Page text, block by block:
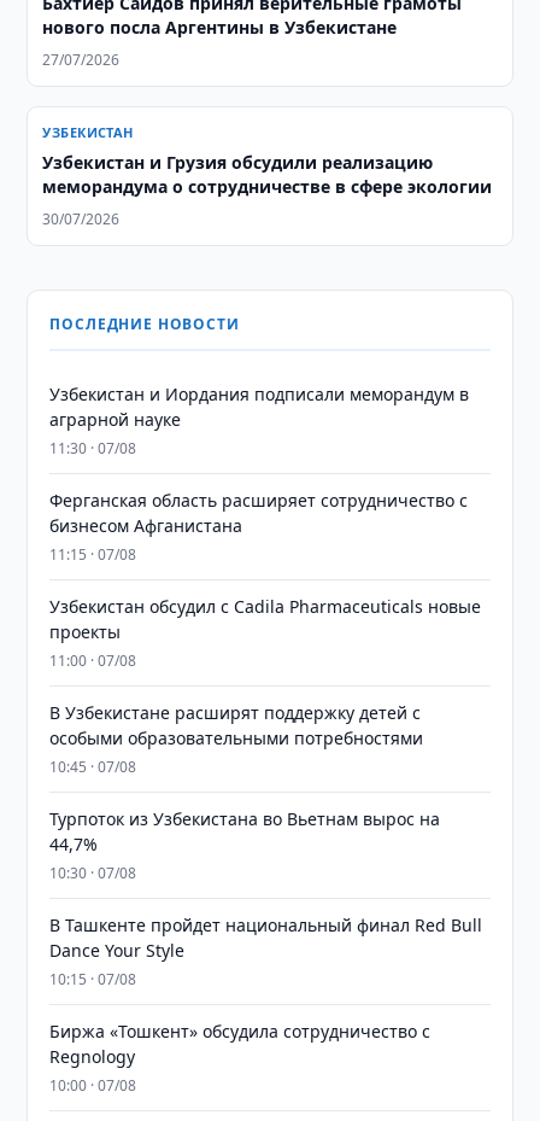
нового посла Аргентины в Узбекистане
27/07/2026
УЗБЕКИСТАН
Узбекистан и Грузия обсудили реализацию
меморандума о сотрудничестве в сфере экологии
30/07/2026
ПОСЛЕДНИЕ НОВОСТИ
Узбекистан и Иордания подписали меморандум в
аграрной науке
11:30 · 07/08
Ферганская область расширяет сотрудничество с
бизнесом Афганистана
11:15 · 07/08
Узбекистан обсудил с Cadila Pharmaceuticals новые
проекты
11:00 · 07/08
В Узбекистане расширят поддержку детей с
особыми образовательными потребностями
10:45 · 07/08
Турпоток из Узбекистана во Вьетнам вырос на
44,7%
10:30 · 07/08
В Ташкенте пройдет национальный финал Red Bull
Dance Your Style
10:15 · 07/08
Биржа «Тошкент» обсудила сотрудничество с
Regnology
10:00 · 07/08